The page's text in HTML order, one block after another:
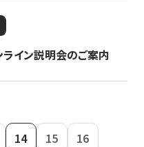
イン説明会のご案内
14 15 16